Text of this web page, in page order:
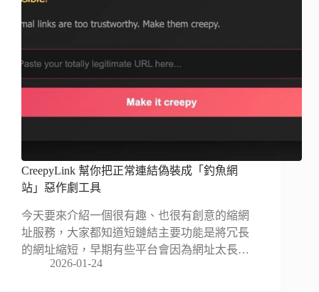
CreepyLink 幫你把正常連結偽裝成「釣魚網
站」惡作劇工具
今天要來介紹一個很有趣、也很有創意的縮網
址服務，大家都知道短鏈結主要功能是將冗長
的網址縮短，早期有些平台會因為網址太長…
2026-01-24